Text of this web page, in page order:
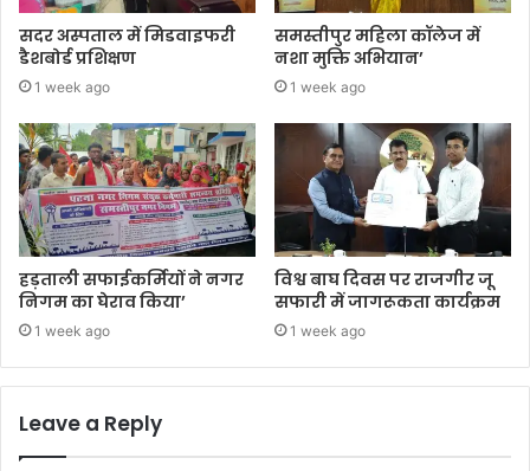
सदर अस्पताल में मिडवाइफरी
डैशबोर्ड प्रशिक्षण
1 week ago
समस्तीपुर महिला कॉलेज में
नशा मुक्ति अभियान’
1 week ago
हड़ताली सफाईकर्मियों ने नगर
निगम का घेराव किया’
1 week ago
विश्व बाघ दिवस पर राजगीर जू
सफारी में जागरूकता कार्यक्रम
1 week ago
Leave a Reply